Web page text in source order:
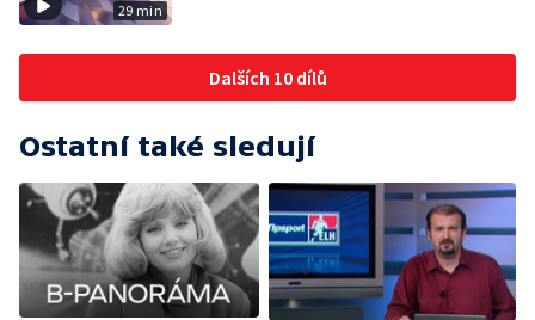
29 min
Dalších 10 dílů
Ostatní také sledují